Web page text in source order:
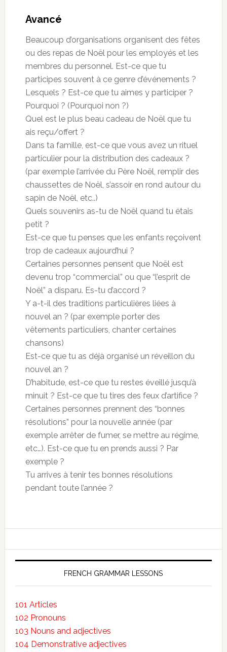
Avancé
Beaucoup d’organisations organisent des fêtes
ou des repas de Noël pour les employés et les
membres du personnel. Est-ce que tu
participes souvent à ce genre d’événements ?
Lesquels ? Est-ce que tu aimes y participer ?
Pourquoi ? (Pourquoi non ?)
Quel est le plus beau cadeau de Noël que tu
ais reçu/offert ?
Dans ta famille, est-ce que vous avez un rituel
particulier pour la distribution des cadeaux ?
(par exemple l’arrivée du Père Noël, remplir des
chaussettes de Noël, s’assoir en rond autour du
sapin de Noël, etc..)
Quels souvenirs as-tu de Noël quand tu étais
petit ?
Est-ce que tu penses que les enfants reçoivent
trop de cadeaux aujourd’hui ?
Certaines personnes pensent que Noël est
devenu trop “commercial” ou que “l’esprit de
Noël” a disparu. Es-tu d’accord ?
Y a-t-il des traditions particulières liées à
nouvel an ? (par exemple porter des
vêtements particuliers, chanter certaines
chansons)
Est-ce que tu as déjà organisé un réveillon du
nouvel an ?
D’habitude, est-ce que tu restes éveillé jusqu’à
minuit ? Est-ce que tu tires des feux d’artifice ?
Certaines personnes prennent des “bonnes
résolutions” pour la nouvelle année (par
exemple arrêter de fumer, se mettre au régime,
etc…). Est-ce que tu en prends aussi ? Par
exemple ?
Tu arrives à tenir tes bonnes résolutions
pendant toute l’année ?
FRENCH GRAMMAR LESSONS
101 Articles
102 Pronouns
103 Nouns and adjectives
104 Demonstrative adjectives